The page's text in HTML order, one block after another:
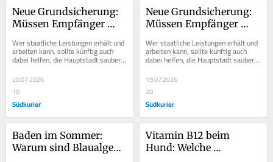
Neue Grundsicherung:
Müssen Empfänger
Wer staatliche Leistungen erhält und
arbeiten kann, sollte künftig auch
dabei helfen, die Hauptstadt sauber
zu halten. Mit dieser Forderung hat...
20.07.2026
10
Südkurier
Neue Grundsicherung:
Müssen Empfänger
Wer staatliche Leistungen erhält und
arbeiten kann, sollte künftig auch
dabei helfen, die Hauptstadt sauber
zu halten. Mit dieser Forderung hat...
19.07.2026
20
Südkurier
Baden im Sommer:
Warum sind Blaualgen
Vitamin B12 beim
Hund: Welche